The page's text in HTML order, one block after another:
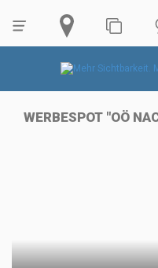
WERBESPOT "OÖ